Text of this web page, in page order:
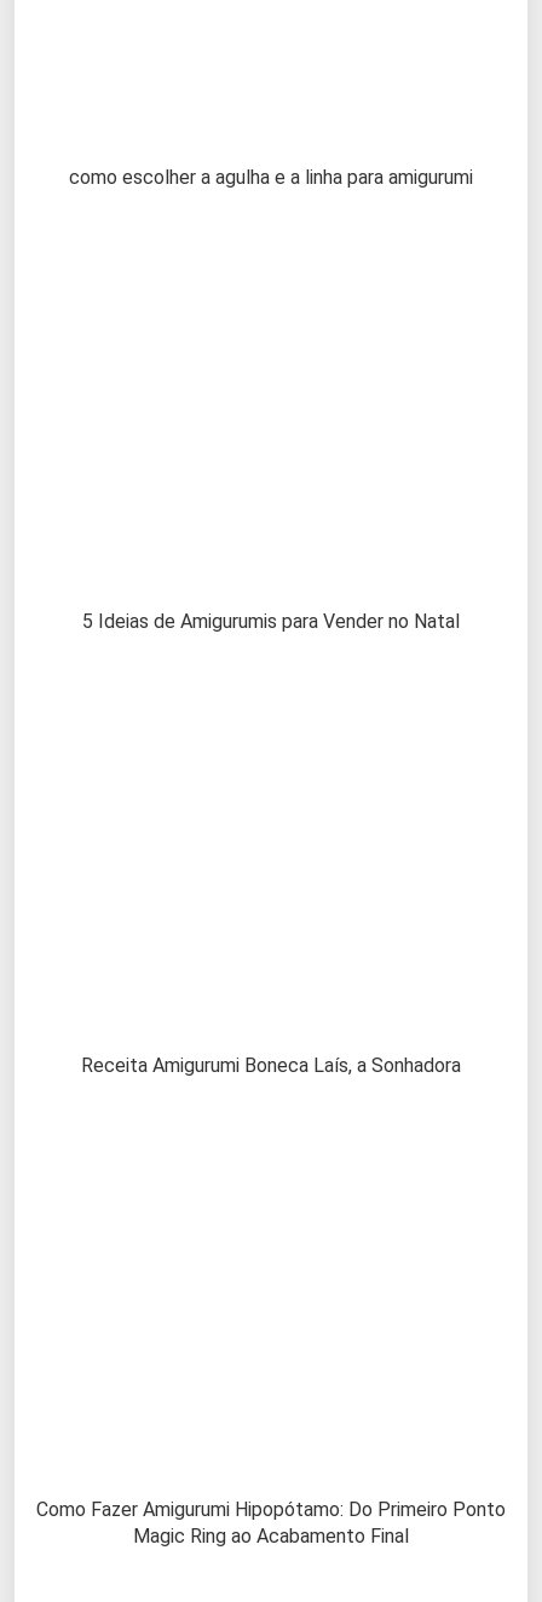
como escolher a agulha e a linha para amigurumi
5 Ideias de Amigurumis para Vender no Natal
Receita Amigurumi Boneca Laís, a Sonhadora
Como Fazer Amigurumi Hipopótamo: Do Primeiro Ponto
Magic Ring ao Acabamento Final